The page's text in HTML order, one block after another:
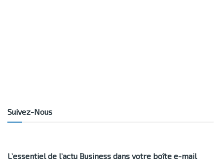
Suivez-Nous
L’essentiel de l’actu Business dans votre boîte e-mail